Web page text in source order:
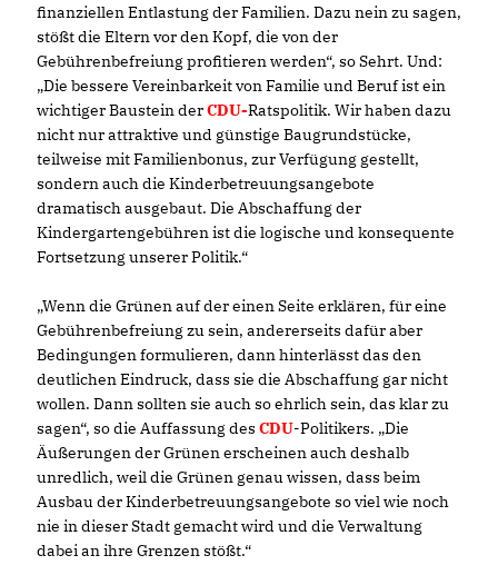
finanziellen Entlastung der Familien. Dazu nein zu sagen,
stößt die Eltern vor den Kopf, die von der
Gebührenbefreiung profitieren werden“, so Sehrt. Und:
Die bessere Vereinbarkeit von Familie und Beruf ist ein
wichtiger Baustein derCDU-Ratspolitik. Wir haben dazu
nicht nur attraktive und günstige Baugrundstücke,
teilweise mit Familienbonus, zur Verfügung gestellt,
sondern auch die Kinderbetreuungsangebote
dramatisch ausgebaut. Die Abschaffung der
Kindergartengebühren ist die logische und konsequente
Fortsetzung unserer Politik.“
Wenn die Grünen auf der einen Seite erklären, für eine
Gebührenbefreiung zu sein, andererseits dafür aber
Bedingungen formulieren, dann hinterlässt das den
deutlichen Eindruck, dass sie die Abschaffung gar nicht
wollen. Dann sollten sie auch so ehrlich sein, das klar zu
sagen“, so die Auffassung des CDU-Politikers. „Die
Äußerungen der Grünen erscheinen auch deshalb
unredlich, weil die Grünen genau wissen, dass beim
Ausbau der Kinderbetreuungsangebote so viel wie noch
nie in dieser Stadt gemacht wird und die Verwaltung
dabei an ihre Grenzen stößt.“